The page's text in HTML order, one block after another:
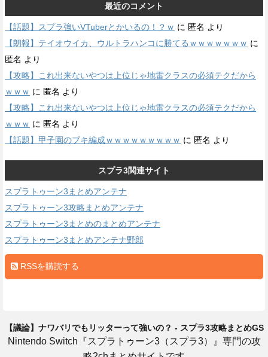
最近のコメント
【話題】スプラ強いVTuberとかいるの！？ｗ に 匿名 より
【朗報】テイオウイカ、ウルトラハンコに勝てるｗｗｗｗｗｗｗ に
匿名 より
【攻略】これ出来ないやつは上位じゃ地雷クラスの必須テクだから
ｗｗｗ に 匿名 より
【攻略】これ出来ないやつは上位じゃ地雷クラスの必須テクだから
ｗｗｗ に 匿名 より
【話題】甲子園のブキ編成ｗｗｗｗｗｗｗｗｗ に 匿名 より
スプラ3関連サイト
スプラトゥーン3まとめアンテナ
スプラトゥーン3攻略まとめアンテナ
スプラトゥーン3まとめのまとめアンテナ
スプラトゥーン3まとめアンテナ野郎
RSSを購読する
【議論】ナワバリでもリッターって強いの？ - スプラ3攻略まとめGS
Nintendo Switch『スプラトゥーン3（スプラ3）』専門の攻